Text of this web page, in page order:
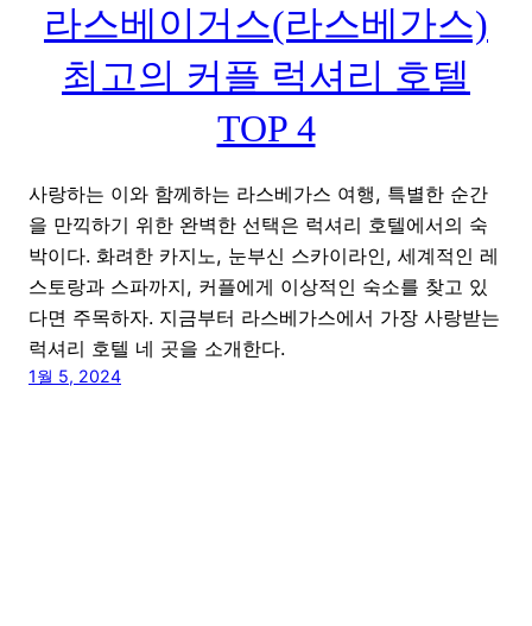
라스베이거스(라스베가스)
최고의 커플 럭셔리 호텔
TOP 4
사랑하는 이와 함께하는 라스베가스 여행, 특별한 순간
을 만끽하기 위한 완벽한 선택은 럭셔리 호텔에서의 숙
박이다. 화려한 카지노, 눈부신 스카이라인, 세계적인 레
스토랑과 스파까지, 커플에게 이상적인 숙소를 찾고 있
다면 주목하자. 지금부터 라스베가스에서 가장 사랑받는
럭셔리 호텔 네 곳을 소개한다.
1월 5, 2024